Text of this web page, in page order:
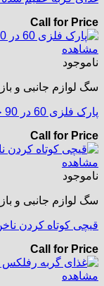
Call for Price
مشاهده
ناموجود
سگ لوازم جانبی و
پارک فلزی 60 در 90 حیوانات
Call for Price
مشاهده
ناموجود
سگ لوازم جانبی و
قیچی کوتاه کردن
Call for Price
مشاهده